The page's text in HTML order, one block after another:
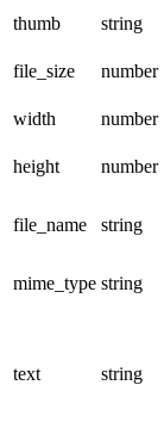
thumb
string
file_size
number
width
number
height
number
file_name string
mime_type string
text string